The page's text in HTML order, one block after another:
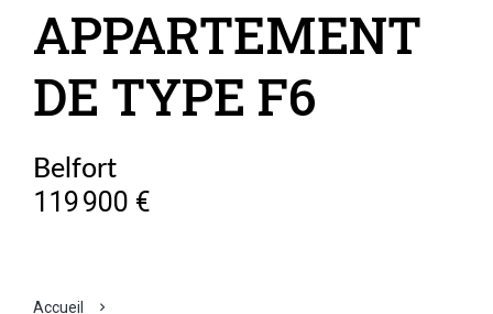
APPARTEMENT
DE TYPE F6
Belfort
119 900 €
Accueil